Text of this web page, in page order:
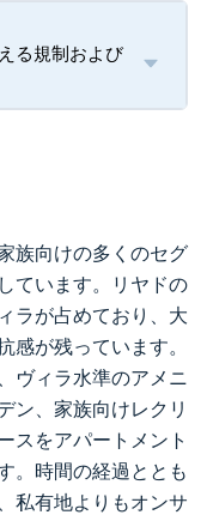
る規制および
族向けの多くのセグ
ています。リヤドの
ラが占めており、大
感が残っています。
ヴィラ水準のアメニ
ン、家族向けレクリ
スをアパートメント
。時間の経過ととも
私有地よりもオンサ